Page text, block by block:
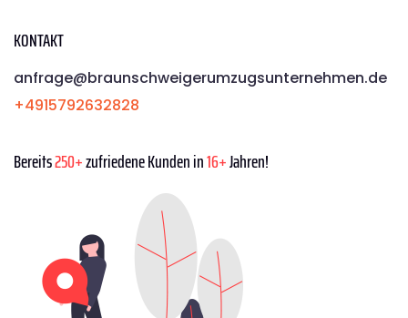
KONTAKT
anfrage@braunschweigerumzugsunternehmen.de
+4915792632828
Bereits250+zufriedene Kunden in16+Jahren!